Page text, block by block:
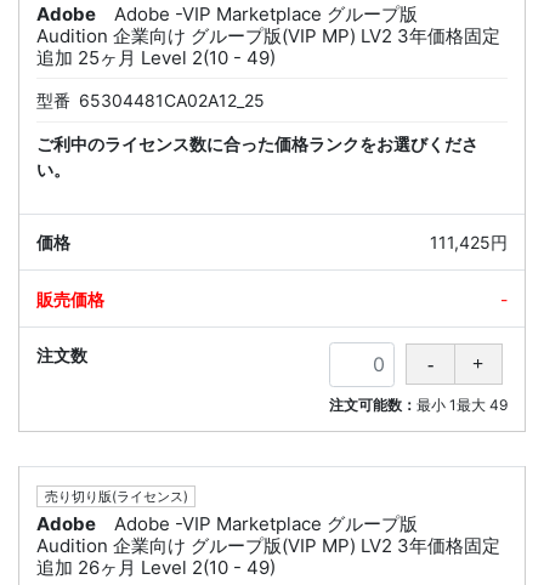
Adobe
Adobe -VIP Marketplace グループ版
Audition 企業向け グループ版(VIP MP) LV2 3年価格固定
追加 25ヶ月 Level 2(10 - 49)
型番 65304481CA02A12_25
ご利中のライセンス数に合った価格ランクをお選びくださ
い。
111,425円
-
注文可能数： 最小 1最大 49
売り切り版(ライセンス)
Adobe
Adobe -VIP Marketplace グループ版
Audition 企業向け グループ版(VIP MP) LV2 3年価格固定
追加 26ヶ月 Level 2(10 - 49)